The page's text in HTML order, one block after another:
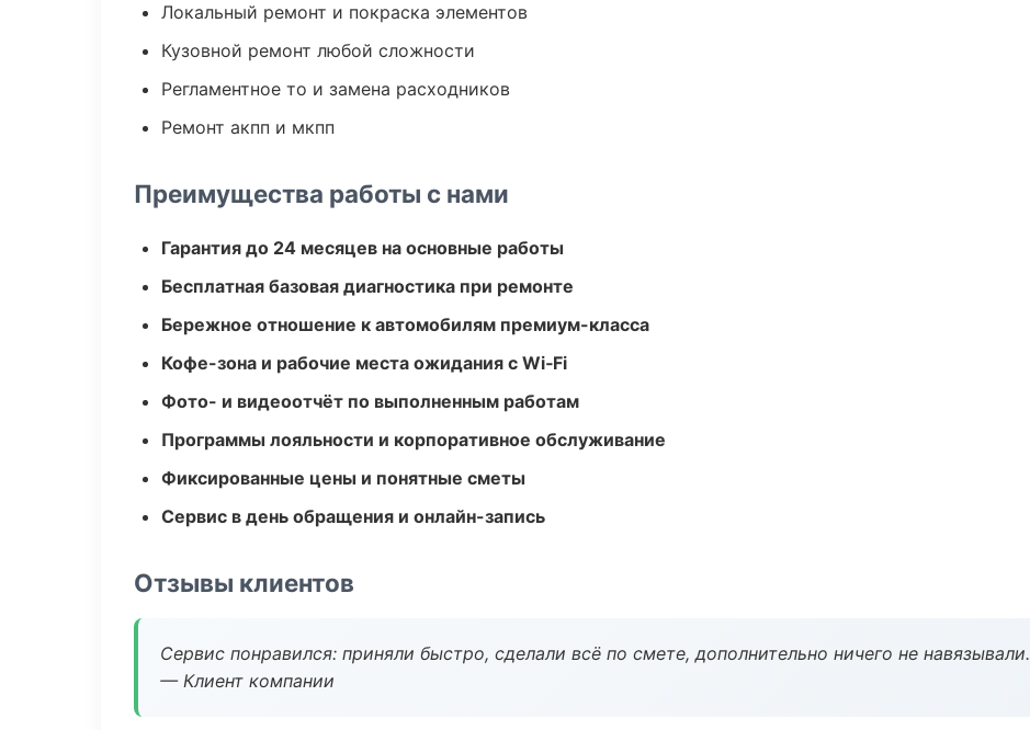
Локальный ремонт и покраска элементов
Кузовной ремонт любой сложности
Регламентное то и замена расходников
Ремонт акпп и мкпп
Преимущества работы с нами
Гарантия до 24 месяцев на основные работы
Бесплатная базовая диагностика при ремонте
Бережное отношение к автомобилям премиум-класса
Кофе-зона и рабочие места ожидания с Wi‑Fi
Фото- и видеоотчёт по выполненным работам
Программы лояльности и корпоративное обслуживание
Фиксированные цены и понятные сметы
Сервис в день обращения и онлайн-запись
Отзывы клиентов
Сервис понравился: приняли быстро, сделали всё по смете, дополнительно ничего не навязывали.
— Клиент компании